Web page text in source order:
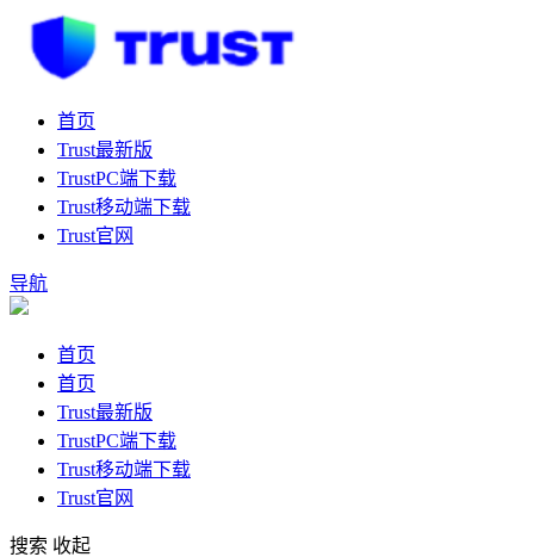
首页
Trust最新版
TrustPC端下载
Trust移动端下载
Trust官网
导航
首页
首页
Trust最新版
TrustPC端下载
Trust移动端下载
Trust官网
搜索 收起